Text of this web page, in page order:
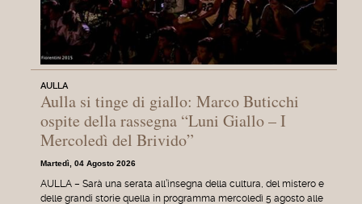
AULLA
Aulla si tinge di giallo: Marco Buticchi
ospite della rassegna “Luni Giallo – I
Mercoledì del Brivido”
Martedì, 04 Agosto 2026
AULLA – Sarà una serata all’insegna della cultura, del mistero e
delle grandi storie quella in programma mercoledì 5 agosto alle